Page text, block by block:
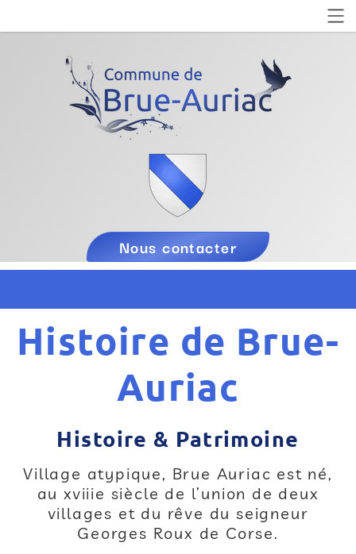
Nous contacter
Histoire de Brue-
Auriac
Histoire & Patrimoine
Village atypique, Brue Auriac est né,
au xviiie siècle de l’union de deux
villages et du rêve du seigneur
Georges Roux de Corse.